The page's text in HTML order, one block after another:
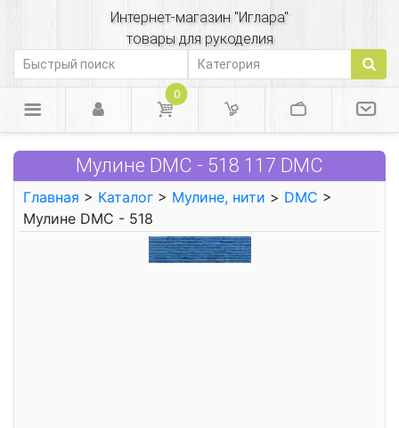
Интернет-магазин "Иглара"
товары для рукоделия
0
Мулине DMC - 518 117 DMC
Главная > Каталог > Мулине, нити > DMC >
Мулине DMC - 518